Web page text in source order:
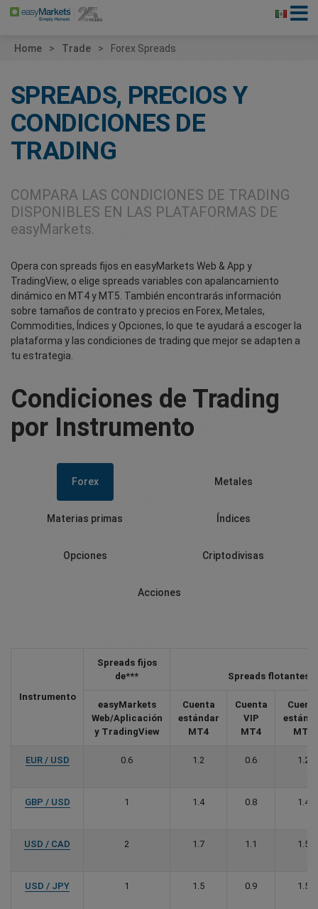
Home Trade Forex Spreads
SPREADS, PRECIOS Y
CONDICIONES DE
TRADING
COMPARA LAS CONDICIONES DE TRADING
DISPONIBLES EN LAS PLATAFORMAS DE
easyMarkets.
Opera con spreads fijos en easyMarkets Web & App y
TradingView, o elige spreads variables con apalancamiento
dinámico en MT4 y MT5. También encontrarás información
sobre tamaños de contrato y precios en Forex, Metales,
Commodities, Índices y Opciones, lo que te ayudará a escoger la
plataforma y las condiciones de trading que mejor se adapten a
tu estrategia.
Condiciones de Trading
por Instrumento
Forex Metales
Materias primas Índices
Opciones Criptodivisas
Acciones
Instrumento
Spreads fijos
de***
Spreads flotantes
easyMarkets
Web/Aplicación
y TradingView
Cuenta
estándar
MT4
Cuenta
VIP
MT4
MT5
EUR / USD 0.6 1.2 0.6 1.2
GBP / USD 1 1.4 0.8 1.4
USD / CAD 2 1.7 1.1 1.5
USD / JPY 1 1.5 0.9 1.5